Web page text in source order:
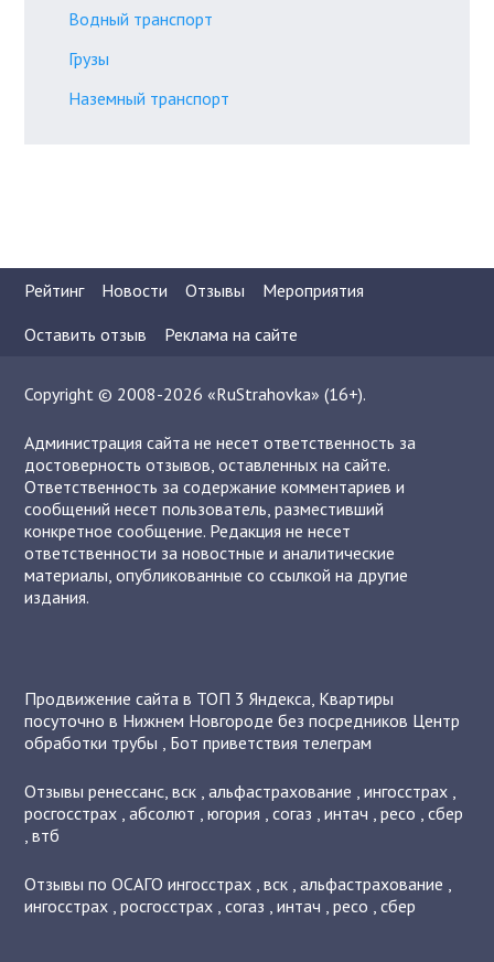
Водный транспорт
Грузы
Наземный транспорт
Рейтинг Новости Отзывы
Мероприятия
Оставить отзыв
Реклама на сайте
Copyright © 2008-2026 «RuStrahovka» (16+).
Администрация сайта не несет ответственность за
достоверность отзывов, оставленных на сайте.
Ответственность за содержание комментариев и
сообщений несет пользователь, разместивший
конкретное сообщение. Редакция не несет
ответственности за новостные и аналитические
материалы, опубликованные со ссылкой на другие
издания.
Продвижение сайта в ТОП 3 Яндекса, Квартиры
посуточно в Нижнем Новгороде без посредников Центр
обработки трубы , Бот приветствия телеграм
Отзывыренессанс,вск ,альфастрахование ,ингосстрах ,
росгосстрах ,абсолют ,югория ,согаз ,интач ,ресо ,сбер
,втб
Отзывы по ОСАГОингосстрах ,вск ,альфастрахование ,
ингосстрах ,росгосстрах ,согаз ,интач ,ресо ,сбер